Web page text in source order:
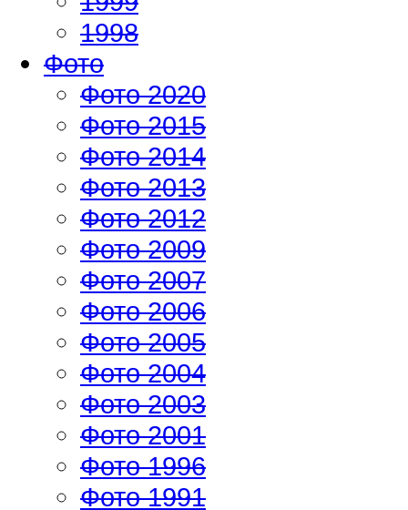
1998
Фото
Фото 2020
Фото 2015
Фото 2014
Фото 2013
Фото 2012
Фото 2009
Фото 2007
Фото 2006
Фото 2005
Фото 2004
Фото 2003
Фото 2001
Фото 1996
Фото 1991